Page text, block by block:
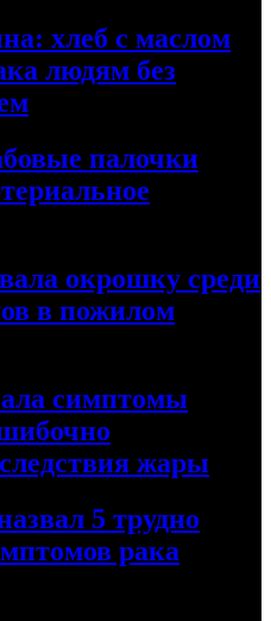
хлеб с маслом
людям без
палочки
окрошку среди
в пожилом
симптомы
жары
5 трудно
рака